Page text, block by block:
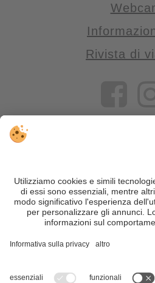
Rivista di
VIVOSüdtirol è il portale di
Trentino Alto Adige davvero – con
offerte su
Nonostante il lavoro accurato e il
motivi di sicurezza, si prega